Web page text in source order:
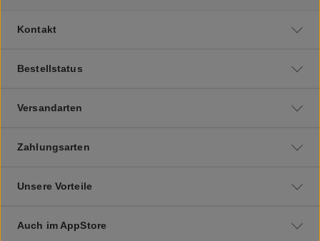
Kontakt
Bestellstatus
Versandarten
Zahlungsarten
Unsere Vorteile
Auch im AppStore